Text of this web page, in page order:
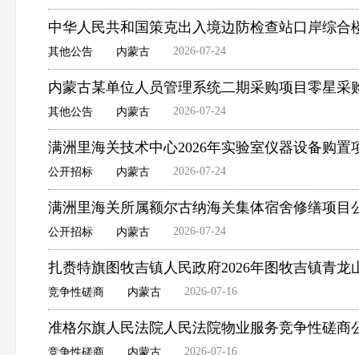
中华人民共和国策克出入境边防检查站口岸综
其他公告 内蒙古 2026-07-24
内蒙古某单位人员管理系统二期采购项目零星采
其他公告 内蒙古 2026-07-24
满洲里海关技术中心2026年实验室仪器设备购置
公开招标 内蒙古 2026-07-24
满洲里海关所属额尔古纳海关集体宿舍修缮项目
公开招标 内蒙古 2026-07-24
扎赉特旗图牧吉镇人民政府2026年图牧吉镇青
竞争性磋商 内蒙古 2026-07-16
准格尔旗人民法院人民法院物业服务竞争性磋商
竞争性磋商 内蒙古 2026-07-16